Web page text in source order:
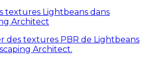
textures Lightbeans dans
Architect
des textures PBR de Lightbeans
Architect.